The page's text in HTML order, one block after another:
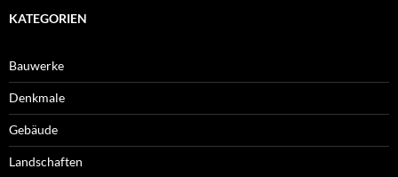
KATEGORIEN
Bauwerke
Denkmale
Gebäude
Landschaften